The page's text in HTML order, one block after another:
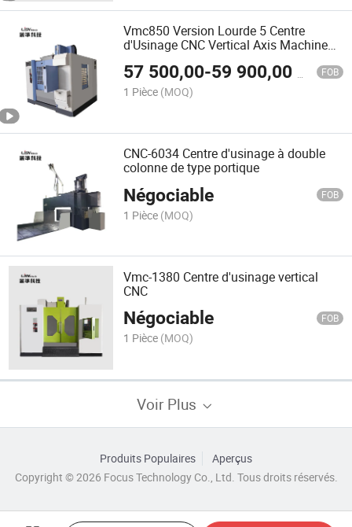
Vmc850 Version Lourde 5 Centre
d'Usinage CNC Vertical Axis Machine
57 500,00-59 900,00 FOB
1 Pièce (MOQ)
CNC-6034 Centre d'usinage à double
colonne de type portique
Négociable FOB
1 Pièce (MOQ)
Vmc-1380 Centre d'usinage vertical
CNC
Négociable FOB
1 Pièce (MOQ)
Voir Plus
Produits Populaires
Aperçus
Copyright © 2026 Focus Technology Co., Ltd. Tous droits réservés.